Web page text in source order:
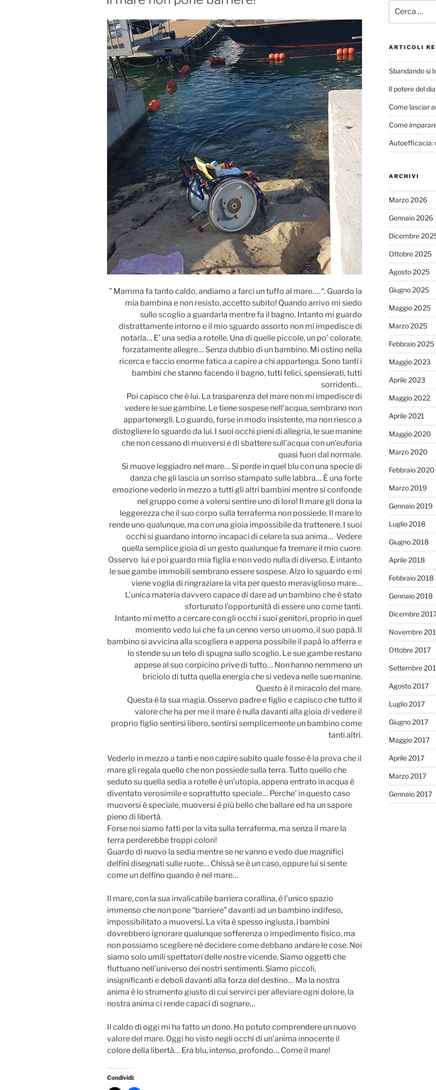
” Mamma fa tanto caldo, andiamo a farci un tuffo al mare…. “. Guardo la
mia bambina e non resisto, accetto subito! Quando arrivo mi siedo
sullo scoglio a guardarla mentre fa il bagno. Intanto mi guardo
distrattamente intorno e il mio sguardo assorto non mi impedisce di
notarla… E’ una sedia a rotelle. Una di quelle piccole, un po’ colorate,
forzatamente allegre… Senza dubbio di un bambino. Mi ostino nella
ricerca e faccio enorme fatica a capire a chi appartenga. Sono tanti i
bambini che stanno facendo il bagno, tutti felici, spensierati, tutti
sorridenti…
Poi capisco che è lui. La trasparenza del mare non mi impedisce di
vedere le sue gambine. Le tiene sospese nell’acqua, sembrano non
appartenergli. Lo guardo, forse in modo insistente, ma non riesco a
distogliere lo sguardo da lui. I suoi occhi pieni di allegria, le sue manine
che non cessano di muoversi e di sbattere sull’acqua con un’euforia
quasi fuori dal normale.
Si muove leggiadro nel mare… Si perde in quel blu con una specie di
danza che gli lascia un sorriso stampato sulle labbra… È una forte
emozione vederlo in mezzo a tutti gli altri bambini mentre si confonde
nel gruppo come a volersi sentire uno di loro! Il mare gli dona la
leggerezza che il suo corpo sulla terraferma non possiede. Il mare lo
rende uno qualunque, ma con una gioia impossibile da trattenere. I suoi
occhi si guardano intorno incapaci di celare la sua anima… Vedere
quella semplice gioia di un gesto qualunque fa tremare il mio cuore.
Osservo lui e poi guardo mia figlia e non vedo nulla di diverso. E intanto
le sue gambe immobili sembrano essere sospese. Alzo lo sguardo e mi
viene voglia di ringraziare la vita per questo meraviglioso mare…
L’unica materia davvero capace di dare ad un bambino che è stato
sfortunato l’opportunità di essere uno come tanti.
Intanto mi metto a cercare con gli occhi i suoi genitori, proprio in quel
momento vedo lui che fa un cenno verso un uomo, il suo papà. Il
bambino si avvicina alla scogliera e appena possibile il papà lo afferra e
lo stende su un telo di spugna sullo scoglio. Le sue gambe restano
appese al suo corpicino prive di tutto… Non hanno nemmeno un
briciolo di tutta quella energia che si vedeva nelle sue manine.
Questo è il miracolo del mare.
Questa è la sua magia. Osservo padre e figlio e capisco che tutto il
valore che ha per me il mare è nulla davanti alla gioia di vedere il
proprio figlio sentirsi libero, sentirsi semplicemente un bambino come
tanti altri.
Vederlo in mezzo a tanti e non capire subito quale fosse è la prova che il
mare gli regala quello che non possiede sulla terra. Tutto quello che
seduto su quella sedia a rotelle è un’utopia, appena entrato in acqua è
diventato verosimile e soprattutto speciale… Perche’ in questo caso
muoversi è speciale, muoversi è più bello che ballare ed ha un sapore
pieno di libertà.
Forse noi siamo fatti per la vita sulla terraferma, ma senza il mare la
terra perderebbe troppi colori!
Guardo di nuovo la sedia mentre se ne vanno e vedo due magnifici
delfini disegnati sulle ruote… Chissà se è un caso, oppure lui si sente
come un delfino quando è nel mare…
Il mare, con la sua invalicabile barriera corallina, è l’unico spazio
immenso che non pone “barriere” davanti ad un bambino indifeso,
impossibilitato a muoversi. La vita è spesso ingiusta, i bambini
dovrebbero ignorare qualunque sofferenza o impedimento fisico, ma
non possiamo scegliere né decidere come debbano andare le cose. Noi
siamo solo umili spettatori delle nostre vicende. Siamo oggetti che
fluttuano nell’universo dei nostri sentimenti. Siamo piccoli,
insignificanti e deboli davanti alla forza del destino… Ma la nostra
anima è lo strumento giusto di cui servirci per alleviare ogni dolore, la
nostra anima ci rende capaci di sognare…
Il caldo di oggi mi ha fatto un dono. Ho potuto comprendere un nuovo
valore del mare. Oggi ho visto negli occhi di un’anima innocente il
colore della libertà… Era blu, intenso, profondo… Come il mare!
Condividi:
ARTICOLI
Sbandando si
Il potere del
Come lasciar
Come
Autoefficacia:
ARCHIVI
Marzo 2026
Gennaio 2026
Dicembre
Ottobre 2025
Agosto 2025
Giugno 2025
Maggio 2025
Marzo 2025
Febbraio 2025
Maggio 2023
Aprile 2023
Maggio 2022
Aprile 2021
Maggio 2020
Marzo 2020
Febbraio 2020
Marzo 2019
Gennaio 2019
Luglio 2018
Giugno 2018
Aprile 2018
Febbraio 2018
Gennaio 2018
Dicembre
Novembre
Ottobre 2017
Settembre
Agosto 2017
Luglio 2017
Giugno 2017
Maggio 2017
Aprile 2017
Marzo 2017
Gennaio 2017